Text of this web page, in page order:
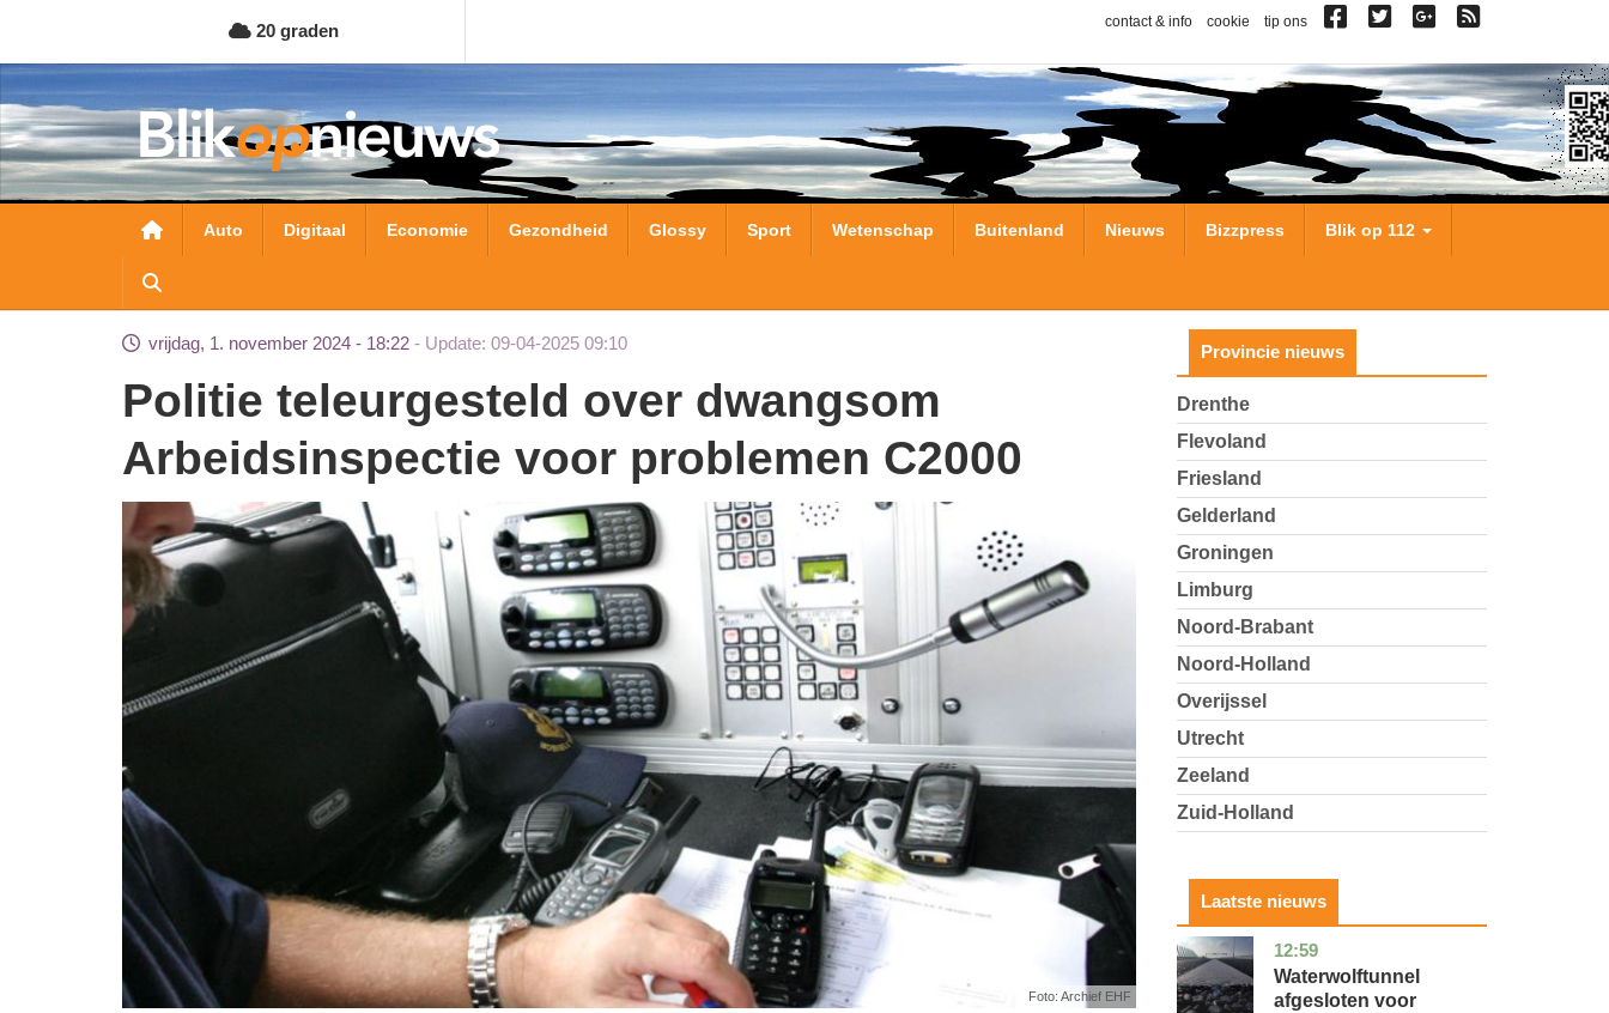
naar
de
inhoud
gaan
20 graden contact & info cookie tip ons
Hoofdnavigatie
Auto Digitaal Economie Gezondheid Glossy Sport Wetenschap Buitenland Nieuws Bizzpress Blik op 112
vrijdag, 1. november 2024 - 18:22 Update: 09-04-2025 09:10
Politie teleurgesteld over dwangsom
Arbeidsinspectie voor problemen C2000
Foto: Archief EHF
Provincie nieuws
Drenthe
Flevoland
Friesland
Gelderland
Groningen
Limburg
Noord-Brabant
Noord-Holland
Overijssel
Utrecht
Zeeland
Zuid-Holland
Laatste nieuws
12:59
noord-
holland
nieuws
Waterwolftunnel
afgesloten voor